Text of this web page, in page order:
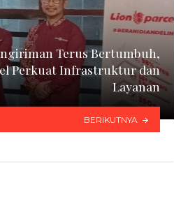
Terus Bertumbuh,
Perkuat Infrastruktur dan
Layanan
BERIKUTNYA